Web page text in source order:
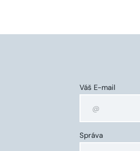
Váš E-mail
Správa